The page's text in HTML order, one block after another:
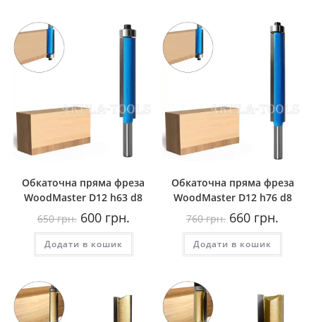
Обкаточна пряма фреза
WoodMaster D12 h63 d8
650грн. Оригінальна
ціна:
650
грн..
600грн.ціна:
600
Додати в кошик
Обкаточна пряма фреза
WoodMaster D12 h76 d8
760грн. Оригінальна
ціна:
760
грн..
660 грн.
660
Додати в кошик